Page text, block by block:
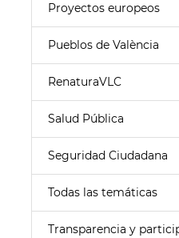
Proyectos europeos
Pueblos de València
RenaturaVLC
Salud Pública
Seguridad Ciudadana
Todas las temáticas
Transparencia y